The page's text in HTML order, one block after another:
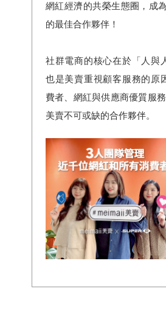
網紅經濟的共榮生態圈，成
的最佳合作夥伴！
社群電商的核心在於「人與
也是美賣重視顧客服務的原
費者、網紅與供應商優質服
美賣不可或缺的合作夥伴。